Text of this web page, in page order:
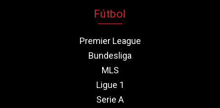
Fútbol
Premier League
Bundesliga
MLS
Ligue 1
Serie A